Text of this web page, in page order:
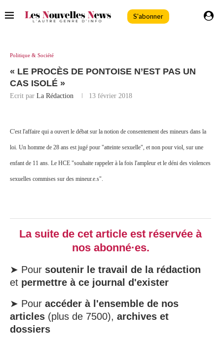
S'abonner
Politique & Société
« LE PROCÈS DE PONTOISE N’EST PAS UN
CAS ISOLÉ »
Ecrit par La Rédaction 13 février 2018
C'est l'affaire qui a ouvert le débat sur la notion de consentement des mineurs dans la
loi. Un homme de 28 ans est jugé pour "atteinte sexuelle", et non pour viol, sur une
enfant de 11 ans. Le HCE "souhaite rappeler à la fois l'ampleur et le déni des violences
sexuelles commises sur des mineur.e.s".
La suite de cet article est réservée à
nos abonné·es.
➤ Pour soutenir le travail de la rédaction
et permettre à ce journal d'exister
➤ Pour accéder à l'ensemble de nos
articles (plus de 7500), archives et
dossiers